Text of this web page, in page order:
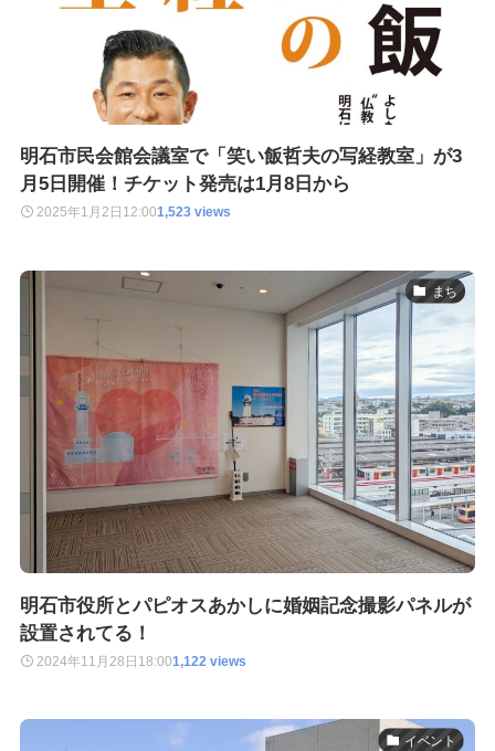
明石市民会館会議室で「笑い飯哲夫の写経教室」が3
月5日開催！チケット発売は1月8日から
2025年1月2日 12:001,523 views
まち
明石市役所とパピオスあかしに婚姻記念撮影パネルが
設置されてる！
2024年11月28日 18:001,122 views
イベント